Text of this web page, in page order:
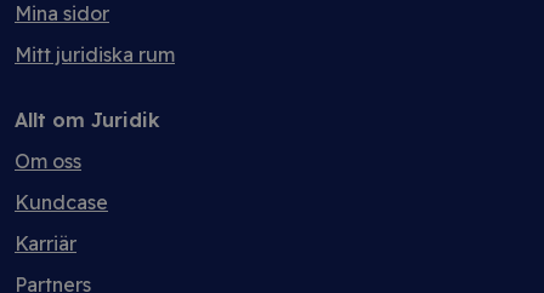
Mina sidor
Mitt juridiska rum
Allt om Juridik
Om oss
Kundcase
Karriär
Partners